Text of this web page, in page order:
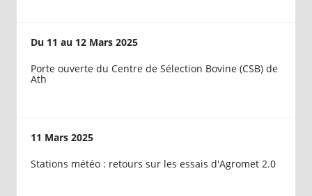
Du 11 au 12 Mars 2025
Porte ouverte du Centre de Sélection Bovine (CSB) de
Ath
11 Mars 2025
Stations météo : retours sur les essais d'Agromet 2.0